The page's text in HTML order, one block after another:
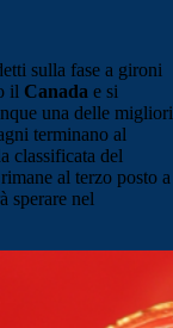
sulla fase a gironi
il Canada e si
una delle migliori
terminano al
classificata del
al terzo posto a
sperare nel